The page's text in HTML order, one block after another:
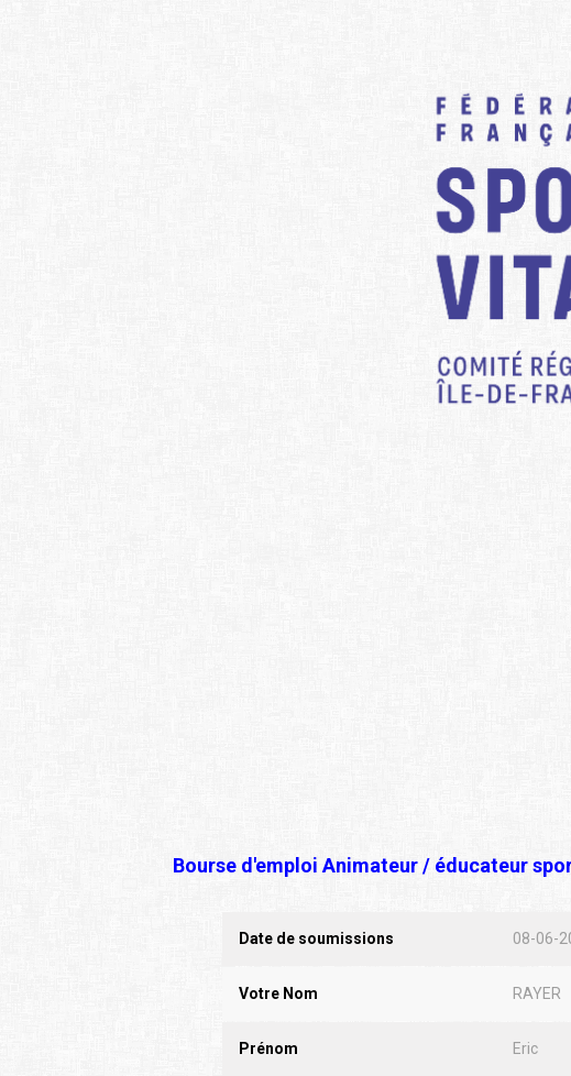
Bourse d'emploi Animateur / éducateur
Date de soumissions 08-06-
Votre Nom RAYER
Prénom Eric